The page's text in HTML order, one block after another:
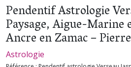
Pendentif Astrologie
Paysage, Aigue-Marine
Ancre en Zamac –
Astrologie